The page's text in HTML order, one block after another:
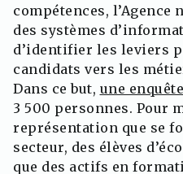
compétences, l’Agence
des systèmes
d’identifier les leviers
candidats vers les
Dans ce but, une
3 500 personnes. Pour
représentation que se
secteur, des élèves
que des actifs en